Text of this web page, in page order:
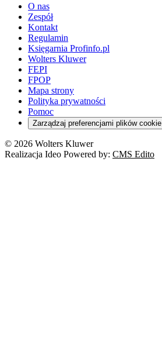
O nas
Zespół
Kontakt
Regulamin
Księgarnia Profinfo.pl
Wolters Kluwer
FEPI
FPOP
Mapa strony
Polityka prywatności
Pomoc
Zarządzaj preferencjami plików cookie
© 2026 Wolters Kluwer
Realizacja Ideo Powered by: CMS Edito